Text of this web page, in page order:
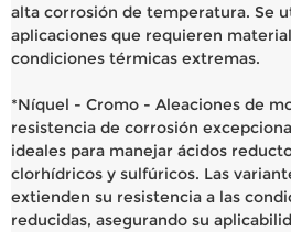
alta corrosión de temperatura. Se
aplicaciones que requieren
condiciones térmicas extremas.
*Níquel - Cromo - Aleaciones de
resistencia de corrosión
ideales para manejar ácidos
clorhídricos y sulfúricos. Las
extienden su resistencia a las
reducidas, asegurando su